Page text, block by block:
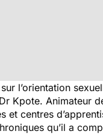
l’orientation
Kpote. Animateur
et centres
qu’il a